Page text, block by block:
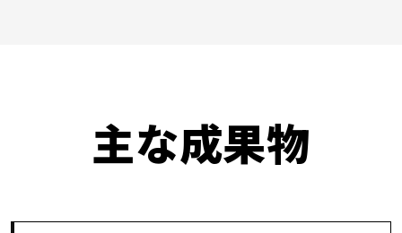
主な成果物